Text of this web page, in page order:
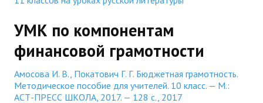
УМК по компонентам
финансовой грамотности
Амосова И. В., Покатович Г. Г. Бюджетная грамотность.
Методическое пособие для учителей. 10 класс. — М.:
АСТ-ПРЕСС ШКОЛА, 2017. — 128 с., 2017